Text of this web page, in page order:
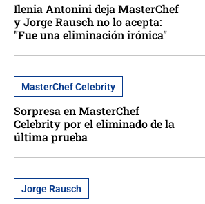
Ilenia Antonini deja MasterChef
y Jorge Rausch no lo acepta:
"Fue una eliminación irónica"
MasterChef Celebrity
Sorpresa en MasterChef
Celebrity por el eliminado de la
última prueba
Jorge Rausch